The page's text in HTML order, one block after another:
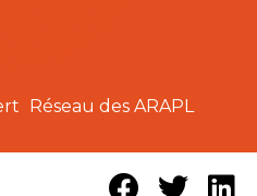
Réseau des ARAPL